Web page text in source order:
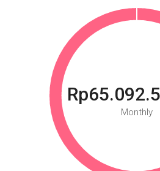
Monthly